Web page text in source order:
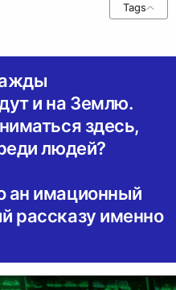
Tags
и на Землю.
здесь,
людей?
ан имационный
рассказу именно